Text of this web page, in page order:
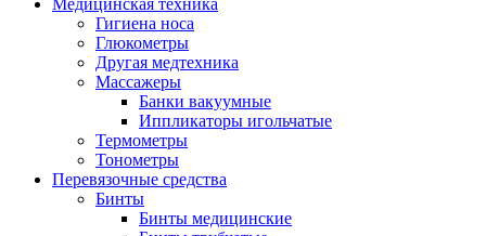
Медицинская техника
Гигиена носа
Глюкометры
Другая медтехника
Массажеры
Банки вакуумные
Иппликаторы игольчатые
Термометры
Тонометры
Перевязочные средства
Бинты
Бинты медицинские